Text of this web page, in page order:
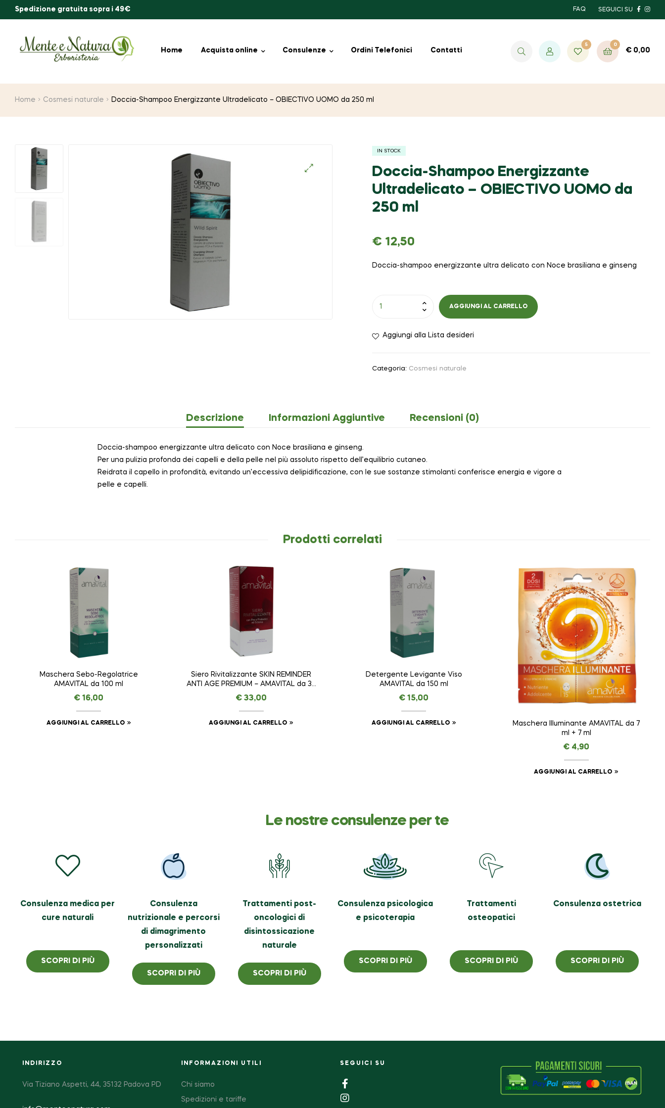
Spedizione gratuita sopra i 49€ FAQ SEGUICI SU
Home Acquista online Consulenze Ordini Telefonici Contatti
5 0
€ 0,00
Home Cosmesi naturale Doccia-Shampoo Energizzante Ultradelicato – OBIECTIVO UOMO da 250 ml
IN STOCK
Doccia-Shampoo Energizzante
Ultradelicato – OBIECTIVO UOMO da
250 ml
€ 12,50
Doccia-shampoo energizzante ultra delicato con Noce brasiliana e ginseng
AGGIUNGI AL CARRELLO
Aggiungi alla Lista desideri
Categoria: Cosmesi naturale
Descrizione Informazioni Aggiuntive Recensioni (0)
Doccia-shampoo energizzante ultra delicato con Noce brasiliana e ginseng.
Per una pulizia profonda dei capelli e della pelle nel più assoluto rispetto dell’equilibrio cutaneo.
Reidrata il capello in profondità, evitando un’eccessiva delipidificazione, con le sue sostanze stimolanti conferisce energia e vigore a
pelle e capelli.
Prodotti correlati
Maschera Sebo-Regolatrice
AMAVITAL da 100 ml
€ 16,00
AGGIUNGI AL CARRELLO
Siero Rivitalizzante SKIN REMINDER
ANTI AGE PREMIUM – AMAVITAL da 30
ml
€ 33,00
AGGIUNGI AL CARRELLO
Detergente Levigante Viso
AMAVITAL da 150 ml
€ 15,00
AGGIUNGI AL CARRELLO
Maschera Illuminante AMAVITAL da 7
ml + 7 ml
€ 4,90
AGGIUNGI AL CARRELLO
Le nostre consulenze per te
Consulenza medica per
cure naturali
SCOPRI DI PIÙ
Consulenza
nutrizionale e percorsi
di dimagrimento
personalizzati
SCOPRI DI PIÙ
Trattamenti post-
oncologici di
disintossicazione
naturale
SCOPRI DI PIÙ
Consulenza psicologica
e psicoterapia
SCOPRI DI PIÙ
Trattamenti
osteopatici
SCOPRI DI PIÙ
Consulenza ostetrica
SCOPRI DI PIÙ
INDIRIZZO
Via Tiziano Aspetti, 44, 35132 Padova PD
INFORMAZIONI UTILI
Chi siamo
Spedizioni e tariffe
SEGUICI SU